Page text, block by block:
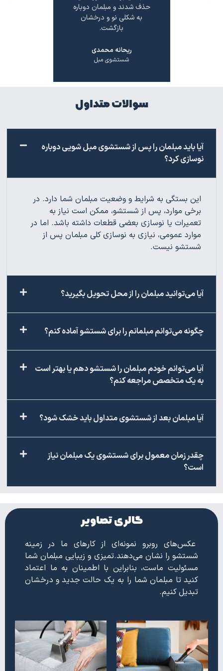
حذف شدند و مبلمان دوباره
به شکلی نو و درخشان
بازگشت.
ریحانه محمدی
شستشوی مبل
سوالات متداول
آیا باید مبلمان را پس از شستشوی مبل شویی دوباره
نوسازی کرد؟
این بستگی به شرایط و وضعیت مبلمان شما دارد. در
برخی موارد، پس از شستشو، ممکن است نیاز به
تعمیرات یا نوسازی بعضی قطعات داشته باشد. اما در
موارد عمومی، نیازی به نوسازی کلی مبلمان پس از
شستشو نیست.
آیا می‌توانید مبلمان را از محل تحویل بگیرید؟
چگونه می‌توانم مبلمانم را برای شستشو آماده کنم؟
آیا می‌توانم خودم مبلمان را شستشو دهم یا بهتر است
به یک متخصص مراجعه کنم؟
آیا مبلمان بعد از شستشوی متداول باید خشک شود؟
چقدر زمان معمول برای شستشوی یک مبلمان نیاز
است؟
گالری تصاویر
عکس‌های روبرو نمونه‌ای از کارهای ما در زمینه
شستشو را نشان می‌دهند.تمیزی و زیبایی مبلمان شما
مسئولیت ماست، بنابراین با اطمینان به ما اعتماد
کنید تا مبلمان شما را به یک حالت جدید و درخشان
تبدیل کنیم.